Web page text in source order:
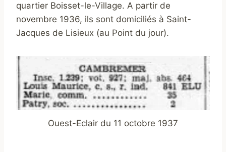
quartier Boisset-le-Village. A partir de
novembre 1936, ils sont domiciliés à Saint-
Jacques de Lisieux (au Point du jour).
Ouest-Eclair du 11 octobre 1937